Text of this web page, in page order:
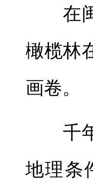
在闽
橄榄林
画卷。
千年
地理条